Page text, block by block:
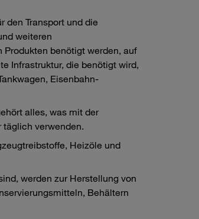
den Transport und die
weiteren
benötigt werden, auf
Infrastruktur, die benötigt wird,
Eisenbahn-
alles, was mit der
täglich verwenden.
Heizöle und
werden zur Herstellung von
Behältern